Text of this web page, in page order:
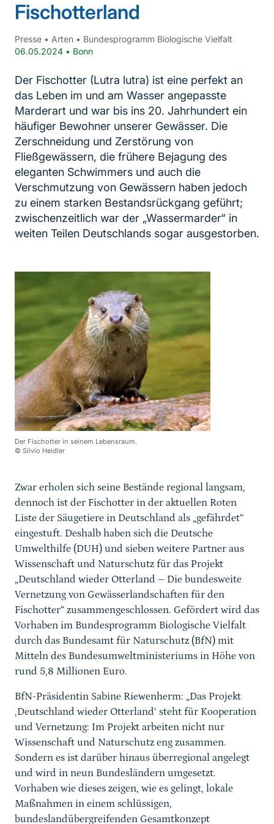
Fischotterland
Presse • Arten • Bundesprogramm Biologische Vielfalt
06.05.2024 • Bonn
Der Fischotter (Lutra lutra) ist eine perfekt an
das Leben im und am Wasser angepasste
Marderart und war bis ins 20. Jahrhundert ein
häufiger Bewohner unserer Gewässer. Die
Zerschneidung und Zerstörung von
Fließgewässern, die frühere Bejagung des
eleganten Schwimmers und auch die
Verschmutzung von Gewässern haben jedoch
zu einem starken Bestandsrückgang geführt;
zwischenzeitlich war der „Wassermarder“ in
weiten Teilen Deutschlands sogar ausgestorben.
Der Fischotter in seinem Lebensraum.
© Silvio Heidler
Zwar erholen sich seine Bestände regional langsam,
dennoch ist der Fischotter in der aktuellen Roten
Liste der Säugetiere in Deutschland als „gefährdet“
eingestuft. Deshalb haben sich die Deutsche
Umwelthilfe (DUH) und sieben weitere Partner aus
Wissenschaft und Naturschutz für das Projekt
„Deutschland wieder Otterland – Die bundesweite
Vernetzung von Gewässerlandschaften für den
Fischotter“ zusammengeschlossen. Gefördert wird das
Vorhaben im Bundesprogramm Biologische Vielfalt
durch das Bundesamt für Naturschutz (BfN) mit
Mitteln des Bundesumweltministeriums in Höhe von
rund 5,8 Millionen Euro.
BfN-Präsidentin Sabine Riewenherm: „Das Projekt
,Deutschland wieder Otterland‘ steht für Kooperation
und Vernetzung: Im Projekt arbeiten nicht nur
Wissenschaft und Naturschutz eng zusammen.
Sondern es ist darüber hinaus überregional angelegt
und wird in neun Bundesländern umgesetzt.
Vorhaben wie dieses zeigen, wie es gelingt, lokale
Maßnahmen in einem schlüssigen,
bundeslandübergreifenden Gesamtkonzept